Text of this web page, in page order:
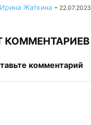
Ирина Жаткина - 22.07.2023
КОММЕНТАРИЕВ
комментарий